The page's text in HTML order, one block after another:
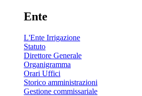
Ente
L'Ente Irrigazione
Statuto
Direttore Generale
Organigramma
Orari Uffici
Storico amministrazioni
Gestione commissariale